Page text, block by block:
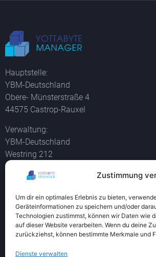
Zustimmung
Um dir ein optimales Erlebnis zu bieten,
Geräteinformationen zu speichern und/oder
Technologien zustimmst, können wir Daten wie
auf dieser Website verarbeiten. Wenn du deine
zurückziehst, können bestimmte Merkmale und
Dienste verwalten
Hauptstelle:
YBM-Deutschland
Obere- Münsterstraße 4
44575 Castrop-Rauxel
Verwaltung:
YBM-Deutschland
Westring 212
44579 Castrop-Rauxel
info@ybm-deutschland.de
Teamviewer Download